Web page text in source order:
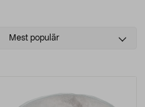
Select
Mest populär